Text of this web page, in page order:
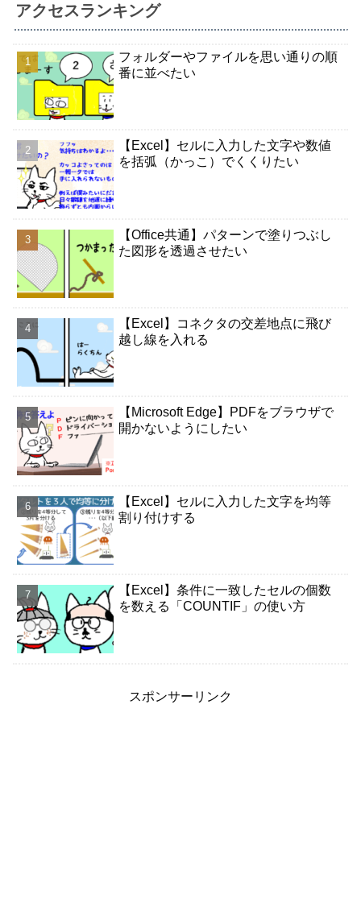
アクセスランキング
フォルダーやファイルを思い通りの順
番に並べたい
【Excel】セルに入力した文字や数値
を括弧（かっこ）でくくりたい
【Office共通】パターンで塗りつぶし
た図形を透過させたい
【Excel】コネクタの交差地点に飛び
越し線を入れる
【Microsoft Edge】PDFをブラウザで
開かないようにしたい
【Excel】セルに入力した文字を均等
割り付けする
【Excel】条件に一致したセルの個数
を数える「COUNTIF」の使い方
スポンサーリンク